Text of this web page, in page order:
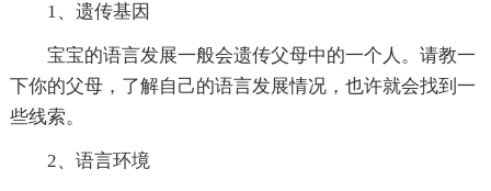
1、遗传基因
宝宝的语言发展一般会遗传父母中的一个人。请教一
下你的父母，了解自己的语言发展情况，也许就会找到一
些线索。
2、语言环境